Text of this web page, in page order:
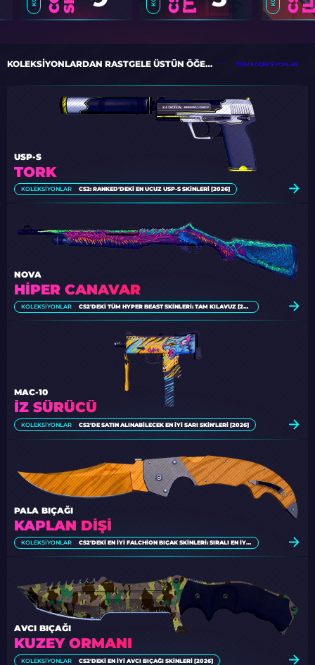
KOLEKSIYONLARDAN RASTGELE ÜSTÜN ÖĞELER TÜM KOLEKSIYONLAR
TORK
USP-S
KOLEKSIYONLAR CS2: RANKED'DEKI EN UCUZ USP-S SKINLERI [2026]
HIPER CANAVAR
NOVA
KOLEKSIYONLAR CS2'DEKI TÜM HYPER BEAST SKINLERI: TAM KILAVUZ [2026]
İZ SÜRÜCÜ
MAC-10
KOLEKSIYONLAR CS2'DE SATIN ALINABILECEK EN İYI SARI SKIN'LERI [2026]
KAPLAN DIŞI
PALA BIÇAĞI
KOLEKSIYONLAR CS2'DEKI EN İYI FALCHION BIÇAK SKINLERI: SIRALI EN İYI LISTE
KUZEY ORMANI
AVCI BIÇAĞI
KOLEKSIYONLAR CS2'DEKI EN İYI AVCI BIÇAĞI SKINLERI [2026]